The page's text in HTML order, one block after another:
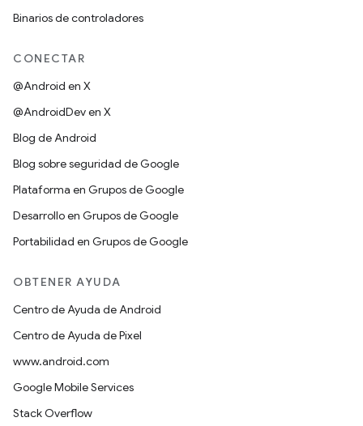
Binarios de controladores
CONECTAR
@Android en X
@AndroidDev en X
Blog de Android
Blog sobre seguridad de Google
Plataforma en Grupos de Google
Desarrollo en Grupos de Google
Portabilidad en Grupos de Google
OBTENER AYUDA
Centro de Ayuda de Android
Centro de Ayuda de Pixel
www.android.com
Google Mobile Services
Stack Overflow